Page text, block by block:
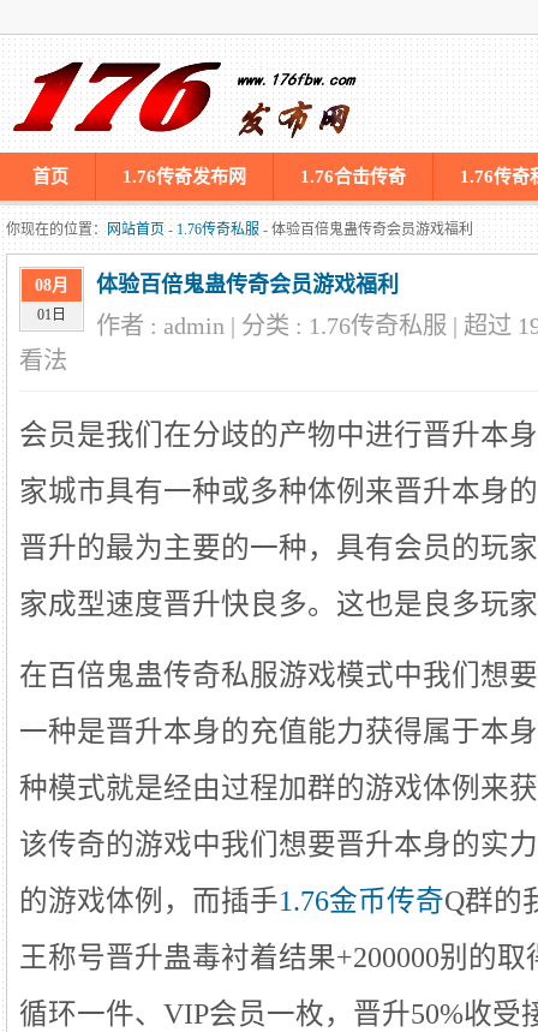
首页 1.76传奇发布网 1.76合击传奇 1.76传奇
你现在的位置： 网站首页- 1.76传奇私服- 体验百倍鬼蛊传奇会员游戏福利
08月
01日
体验百倍鬼蛊传奇会员游戏福利
作者 : admin | 分类 : 1.76传奇私服 | 超过
看法
会员是我们在分歧的产物中进行晋升本
家城市具有一种或多种体例来晋升本身
晋升的最为主要的一种，具有会员的玩
家成型速度晋升快良多。这也是良多玩
在百倍鬼蛊传奇私服游戏模式中我们想
一种是晋升本身的充值能力获得属于本
种模式就是经由过程加群的游戏体例来
该传奇的游戏中我们想要晋升本身的实
的游戏体例，而插手1.76金币传奇Q群的
王称号晋升蛊毒衬着结果+200000别的
循环一件、VIP会员一枚，晋升50%收受